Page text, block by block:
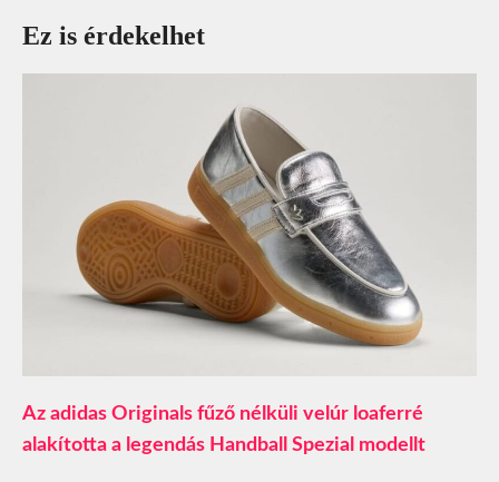
Ez is érdekelhet
Az adidas Originals fűző nélküli velúr loaferré
alakította a legendás Handball Spezial modellt